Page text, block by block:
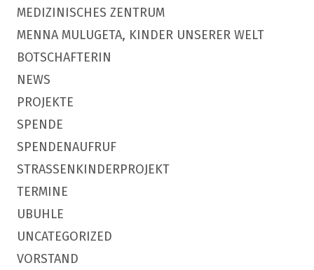
MEDIZINISCHES ZENTRUM
MENNA MULUGETA, KINDER UNSERER WELT
BOTSCHAFTERIN
NEWS
PROJEKTE
SPENDE
SPENDENAUFRUF
STRASSENKINDERPROJEKT
TERMINE
UBUHLE
UNCATEGORIZED
VORSTAND